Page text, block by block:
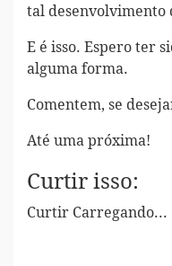
tal
E é isso. Espero ter
alguma forma.
Comentem, se
Até uma próxima!
Curtir isso:
Curtir Carregando...